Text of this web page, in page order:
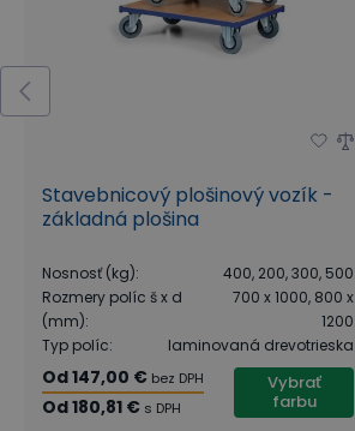
Stavebnicový plošinový vozík -
základná plošina
Nosnosť (kg):
400, 200, 300, 500
Rozmery políc š x d
(mm):
700 x 1000, 800 x
1200
Typ políc: laminovaná drevotrieska
Od147,00 € bez DPH
Od180,81 € s DPH
Vybrať
farbu